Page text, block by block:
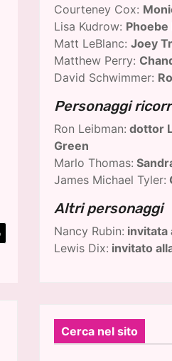
Courteney Cox:
Lisa Kudrow:
Matt LeBlanc: Joey
Matthew Perry:
David Schwimmer:
Personaggi
Ron Leibman: dottor
Green
Marlo Thomas:
James Michael Tyler:
Altri personaggi
Nancy Rubin: invitata
Lewis Dix: invitato
Cerca nel sito